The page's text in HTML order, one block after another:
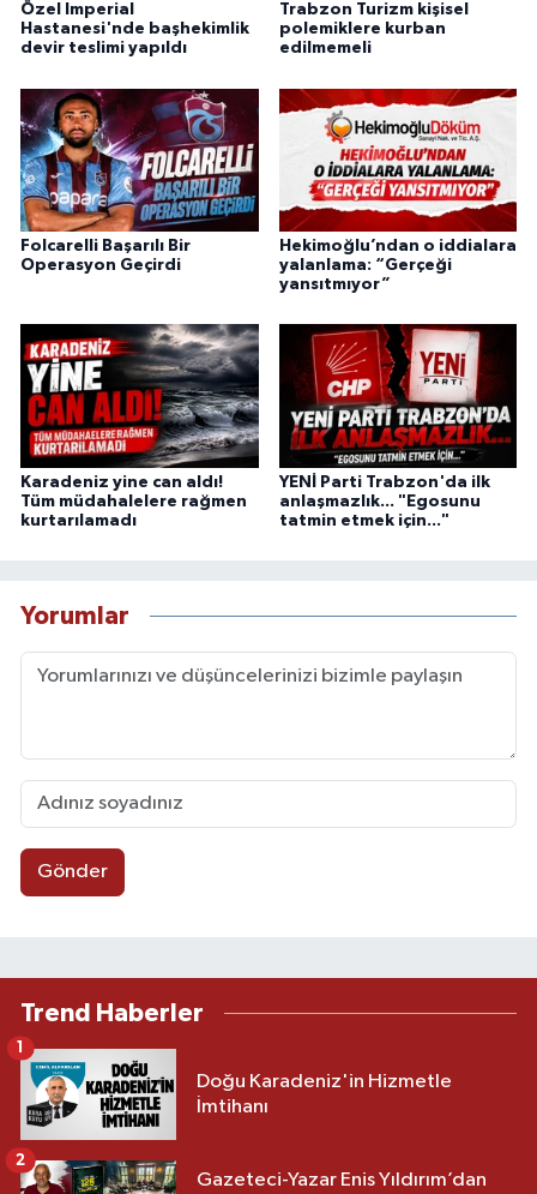
Özel Imperial
Hastanesi'nde başhekimlik
devir teslimi yapıldı
Trabzon Turizm kişisel
polemiklere kurban
edilmemeli
Folcarelli Başarılı Bir
Operasyon Geçirdi
Hekimoğlu’ndan o iddialara
yalanlama: “Gerçeği
yansıtmıyor”
Karadeniz yine can aldı!
Tüm müdahalelere rağmen
kurtarılamadı
YENİ Parti Trabzon'da ilk
anlaşmazlık... "Egosunu
tatmin etmek için..."
Yorumlar
Gönder
Trend Haberler
Doğu Karadeniz'in Hizmetle
İmtihanı
1
Gazeteci-Yazar Enis Yıldırım’dan
2